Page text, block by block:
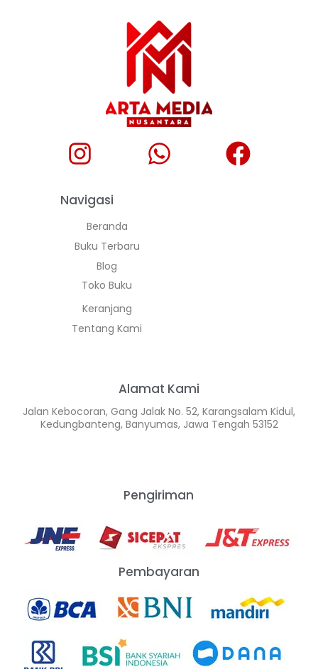
Navigasi
Beranda
Buku Terbaru
Blog
Toko Buku
Keranjang
Tentang Kami
Alamat Kami
Jalan Kebocoran, Gang Jalak No. 52, Karangsalam Kidul,
Kedungbanteng, Banyumas, Jawa Tengah 53152
Pengiriman
Pembayaran